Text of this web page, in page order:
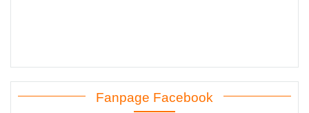
Fanpage Facebook